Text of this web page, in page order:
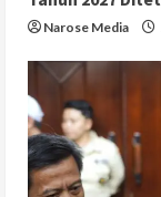
Narose Media